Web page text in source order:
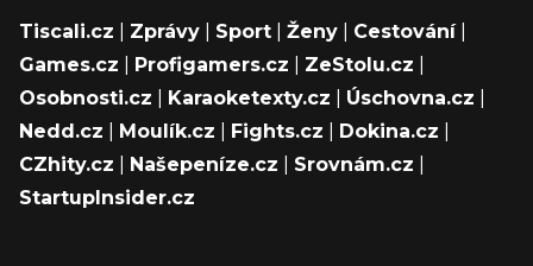
Tiscali.cz Zprávy Sport Ženy Cestování|
Games.cz
Profigamers.cz ZeStolu.cz
Osobnosti.cz
Karaoketexty.cz Úschovna.cz
Nedd.cz
Moulík.cz Fights.cz Dokina.cz
CZhity.cz
Našepeníze.cz Srovnám.cz
StartupInsider.cz